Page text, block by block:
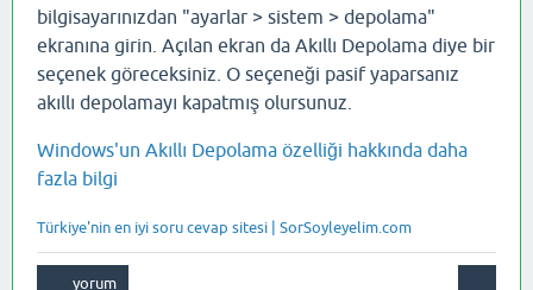
bilgisayarınızdan "ayarlar > sistem > depolama"
ekranına girin. Açılan ekran da Akıllı Depolama diye bir
seçenek göreceksiniz. O seçeneği pasif yaparsanız
akıllı depolamayı kapatmış olursunuz.
Windows'un Akıllı Depolama özelliği hakkında daha
fazla bilgi
Türkiye'nin en iyi soru cevap sitesi | SorSoyleyelim.com